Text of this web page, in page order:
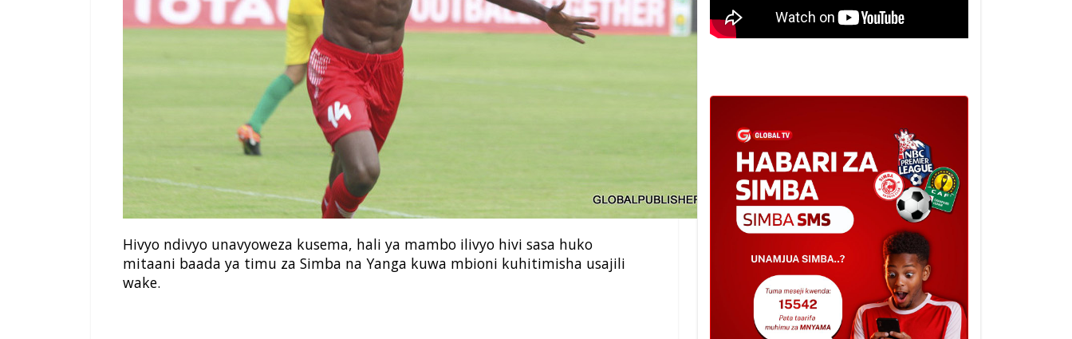
Hivyo ndivyo unavyoweza kusema, hali ya mambo ilivyo hivi sasa huko
mitaani baada ya timu za Simba na Yanga kuwa mbioni kuhitimisha usajili
wake.